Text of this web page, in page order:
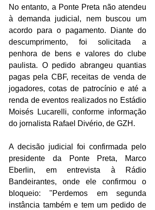
No entanto, a Ponte Preta não atendeu
à demanda judicial, nem buscou um
acordo para o pagamento. Diante do
descumprimento, foi solicitada a
penhora de bens e valores do clube
paulista. O pedido abrangeu quantias
pagas pela CBF, receitas de venda de
jogadores, cotas de patrocínio e até a
renda de eventos realizados no Estádio
Moisés Lucarelli, conforme informação
do jornalista Rafael Divério, de GZH.
A decisão judicial foi confirmada pelo
presidente da Ponte Preta, Marco
Eberlin, em entrevista à Rádio
Bandeirantes, onde ele confirmou o
bloqueio: "Perdemos em segunda
instância também e tem um pedido de